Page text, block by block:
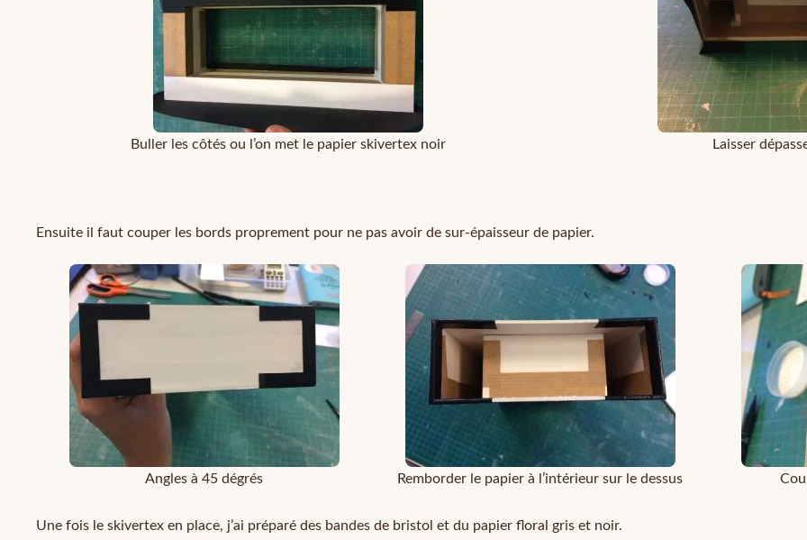
Buller les côtés ou l’on met le papier skivertex noir Laisser
Ensuite il faut couper les bords proprement pour ne pas avoir de sur-épaisseur de papier.
Angles à 45 dégrés Remborder le papier à l’intérieur sur le dessus
Une fois le skivertex en place, j’ai préparé des bandes de bristol et du papier floral gris et noir.